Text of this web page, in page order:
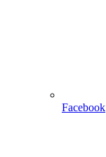
Facebook